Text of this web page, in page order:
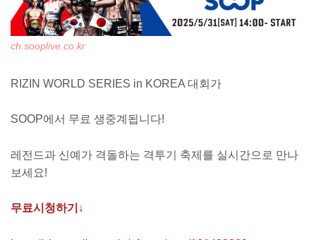
ch.sooplive.co.kr
RIZIN WORLD SERIES in KOREA 대회가
SOOP에서 무료 생중계됩니다!
레전드과 신예가 격돌하는 격투기 축제를 실시간으로 만나
보세요!
무료시청하기↓